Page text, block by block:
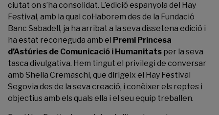
ciutat on s’ha consolidat. L’edició espanyola del Hay
Festival, amb la qual col·laborem des de la Fundació
Banc Sabadell, ja ha arribat a la seva dissetena edició i
ha estat reconeguda amb el Premi Princesa
d’Astúries de Comunicació i Humanitats per la seva
tasca divulgativa. Hem tingut el privilegi de conversar
amb Sheila Cremaschi, que dirigeix el Hay Festival
Segovia des de la seva creació, i conèixer els reptes i
objectius amb els quals ella i el seu equip treballen.